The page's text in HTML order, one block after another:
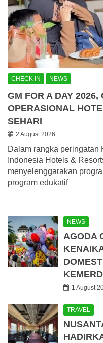
CHECK IN NEWS
GM FOR A DAY 2026,
OPERASIONAL
SEHARI
2 August 2026
Dalam rangka peringatan
Indonesia Hotels &
menyelenggarakan
program edukatif
NEWS
AGODA
1 August
TRAVEL